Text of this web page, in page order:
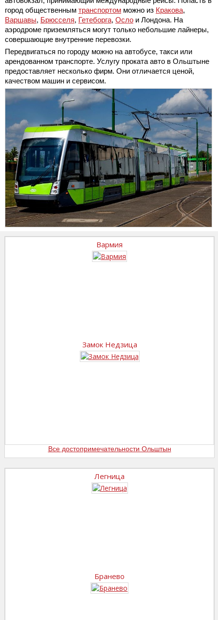
город общественным транспортом можно из Кракова,
Варшавы, Брюсселя, Гетеборга, Осло и Лондона. На
аэродроме приземляться могут только небольшие лайнеры,
совершающие внутренние перевозки.
Передвигаться по городу можно на автобусе, такси или
арендованном транспорте. Услугу проката авто в Ольштыне
предоставляет несколько фирм. Они отличается ценой,
качеством машин и сервисом.
Вармия
Замок Недзица
Все достопримечательности Ольштын
Легница
Бранево